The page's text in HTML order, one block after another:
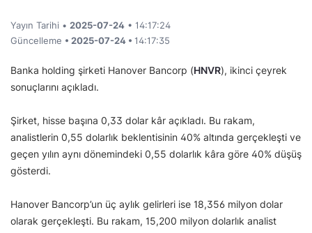
Yayın Tarihi • 2025-07-24 • 14:17:24
Güncelleme • 2025-07-24 • 14:17:35
Banka holding şirketi Hanover Bancorp (HNVR), ikinci çeyrek
sonuçlarını açıkladı.
Şirket, hisse başına 0,33 dolar kâr açıkladı. Bu rakam,
analistlerin 0,55 dolarlık beklentisinin 40% altında gerçekleşti ve
geçen yılın aynı dönemindeki 0,55 dolarlık kâra göre 40% düşüş
gösterdi.
Hanover Bancorp’un üç aylık gelirleri ise 18,356 milyon dolar
olarak gerçekleşti. Bu rakam, 15,200 milyon dolarlık analist